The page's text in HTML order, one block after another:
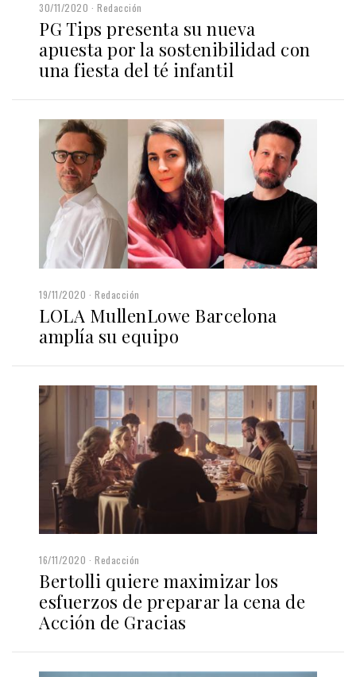
30/11/2020 Redacción
PG Tips presenta su nueva
apuesta por la sostenibilidad con
una fiesta del té infantil
19/11/2020 Redacción
LOLA MullenLowe Barcelona
amplía su equipo
16/11/2020 Redacción
Bertolli quiere maximizar los
esfuerzos de preparar la cena de
Acción de Gracias